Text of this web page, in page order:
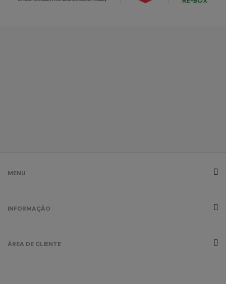
MENU
INFORMAÇÃO
ÁREA DE CLIENTE